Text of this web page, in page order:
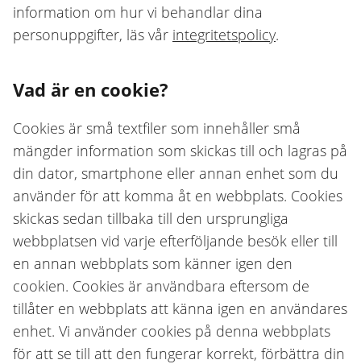
information om hur vi behandlar dina
personuppgifter, läs vår integritetspolicy.
Vad är en cookie?
Cookies är små textfiler som innehåller små
mängder information som skickas till och lagras på
din dator, smartphone eller annan enhet som du
använder för att komma åt en webbplats. Cookies
skickas sedan tillbaka till den ursprungliga
webbplatsen vid varje efterföljande besök eller till
en annan webbplats som känner igen den
cookien. Cookies är användbara eftersom de
tillåter en webbplats att känna igen en användares
enhet. Vi använder cookies på denna webbplats
för att se till att den fungerar korrekt, förbättra din